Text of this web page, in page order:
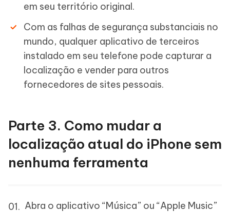
em seu território original.
Com as falhas de segurança substanciais no
mundo, qualquer aplicativo de terceiros
instalado em seu telefone pode capturar a
localização e vender para outros
fornecedores de sites pessoais.
Parte 3. Como mudar a
localização atual do iPhone sem
nenhuma ferramenta
Abra o aplicativo “Música” ou “Apple Music”